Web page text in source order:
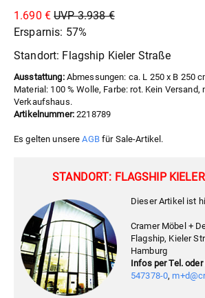
1.690 € UVP 3.938 €
Ersparnis: 57%
Standort: Flagship Kieler Straße
Ausstattung:Abmessungen: ca. L 250 x B 250
Material: 100 % Wolle, Farbe: rot. Kein Versand,
Verkaufshaus.
Artikelnummer: 2218789
Es gelten unsereAGBfür Sale-Artikel.
STANDORT: FLAGSHIP KIELER
Dieser Artikel ist
Cramer Möbel +
Flagship, Kieler
Hamburg
Infos per Tel.
547378-0,